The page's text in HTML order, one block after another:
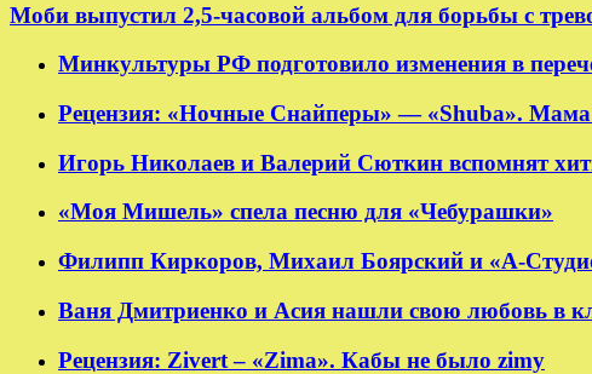
Моби выпустил 2,5-часовой альбом для борьбы с
Минкультуры РФ подготовило изменения в
Рецензия: «Ночные Снайперы» — «Shuba». Мама
Игорь Николаев и Валерий Сюткин вспомнят
«Моя Мишель» спела песню для «Чебурашки»
Филипп Киркоров, Михаил Боярский и «А-
Ваня Дмитриенко и Асия нашли свою любовь в
Рецензия: Zivert – «Zima». Кабы не было zimy